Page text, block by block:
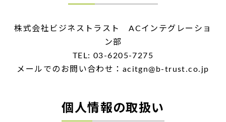
株式会社ビジネストラスト ACインテグレーショ
ン部
TEL: 03-6205-7275
メールでのお問い合わせ：acitgn@b-trust.co.jp
個人情報の取扱い